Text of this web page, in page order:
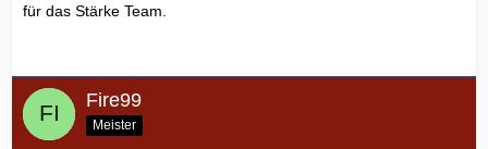
für das Stärke Team.
Fire99
Meister